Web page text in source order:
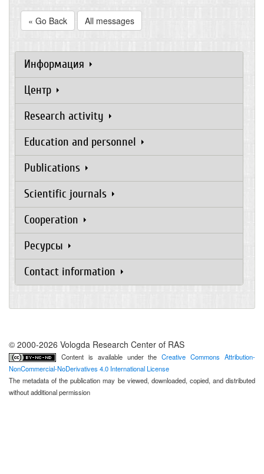
« Go Back All messages
Информация
Центр
Research activity
Education and personnel
Publications
Scientific journals
Cooperation
Ресурсы
Contact information
© 2000-2026 Vologda Research Center of RAS
Content is available under theCreative Commons Attribution-
NonCommercial-NoDerivatives 4.0 International License
The metadata of the publication may be viewed, downloaded, copied, and distributed
without additional permission